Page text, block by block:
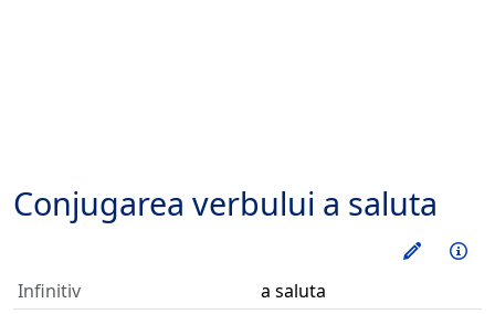
Conjugarea verbului a saluta
Infinitiv
a saluta